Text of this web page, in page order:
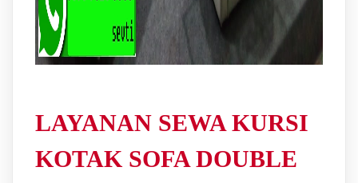
LAYANAN SEWA KURSI
KOTAK SOFA DOUBLE